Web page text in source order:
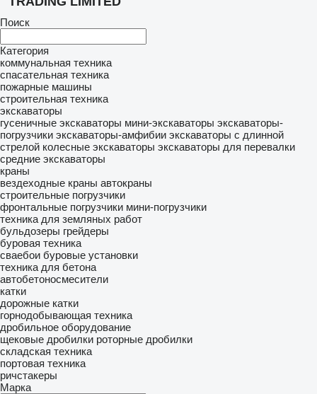
Поиск
Категория
коммунальная техника
спасательная техника
пожарные машины
строительная техника
экскаваторы
гусеничные экскаваторы мини-экскаваторы экскаваторы-
погрузчики экскаваторы-амфибии экскаваторы с длинной
стрелой колесные экскаваторы экскаваторы для перевалки
средние экскаваторы
краны
вездеходные краны автокраны
строительные погрузчики
фронтальные погрузчики мини-погрузчики
техника для земляных работ
бульдозеры грейдеры
буровая техника
сваебои буровые установки
техника для бетона
автобетоносмесители
катки
дорожные катки
горнодобывающая техника
дробильное оборудование
щековые дробилки роторные дробилки
складская техника
портовая техника
ричстакеры
Марка